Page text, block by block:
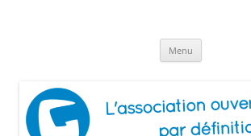
Logiciels Libres
Menu